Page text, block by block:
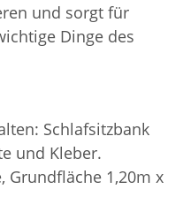
und sorgt für
Dinge des
Schlafsitzbank
und Kleber.
Grundfläche 1,20m x